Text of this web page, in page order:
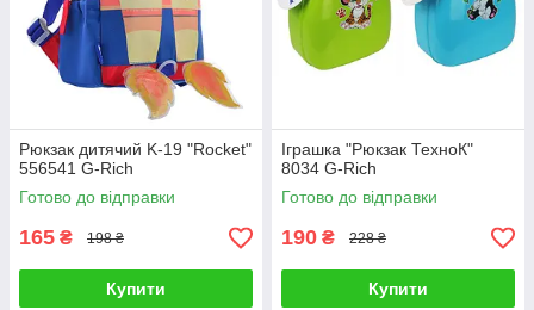
Рюкзак дитячий K-19 "Rocket"
556541 G-Rich
Готово до відправки
165 ₴ 198 ₴
Купити
Іграшка "Рюкзак ТехноК"
8034 G-Rich
Готово до відправки
190 ₴ 228 ₴
Купити